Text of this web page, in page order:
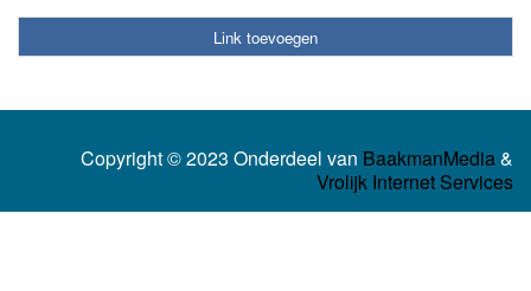
Link toevoegen
Copyright © 2023 Onderdeel van BaakmanMedia&
Vrolijk Internet Services